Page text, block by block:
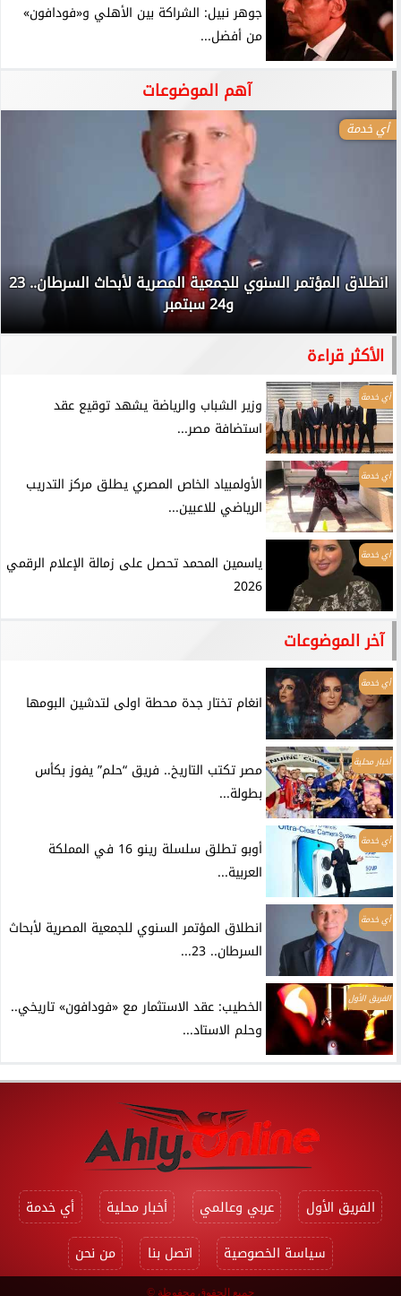
جوهر نبيل: الشراكة بين الأهلي و«فودافون»
من أفضل...
آهم الموضوعات
أي خدمة
انطلاق المؤتمر السنوي للجمعية المصرية لأبحاث السرطان.. 23
و24 سبتمبر
الأكثر قراءة
أي خدمة
وزير الشباب والرياضة يشهد توقيع عقد
استضافة مصر...
أي خدمة
الأولمبياد الخاص المصري يطلق مركز التدريب
الرياضي للاعبين...
أي خدمة
ياسمين المحمد تحصل على زمالة الإعلام الرقمي
2026
آخر الموضوعات
أي خدمة
انغام تختار جدة محطة اولى لتدشين البومها
أخبار محلية
مصر تكتب التاريخ.. فريق “حلم” يفوز بكأس
بطولة...
أي خدمة
أوبو تطلق سلسلة رينو 16 في المملكة
العربية...
أي خدمة
انطلاق المؤتمر السنوي للجمعية المصرية لأبحاث
السرطان.. 23...
الفريق الأول
الخطيب: عقد الاستثمار مع «فودافون» تاريخي..
وحلم الاستاد...
الفريق الأول عربي وعالمي أخبار محلية
أي خدمة
سياسة الخصوصية
اتصل بنا من نحن
جميع الحقوق محفوظة ©